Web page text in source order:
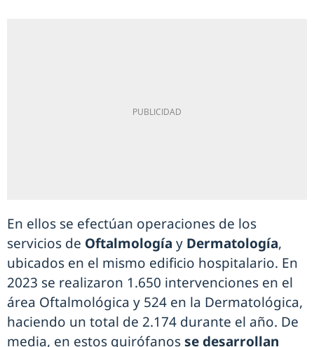
En ellos se efectúan operaciones de los
servicios de Oftalmología y Dermatología,
ubicados en el mismo edificio hospitalario. En
2023 se realizaron 1.650 intervenciones en el
área Oftalmológica y 524 en la Dermatológica,
haciendo un total de 2.174 durante el año. De
media, en estos quirófanosse desarrollan